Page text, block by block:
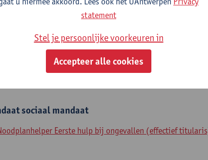
& functies
& techn. personeel
technologisch manager
sociaal mandaat
Eerste hulp bij ongevallen (effectief
statement
Stel je persoonlijke voorkeuren in
Accepteer alle cookies